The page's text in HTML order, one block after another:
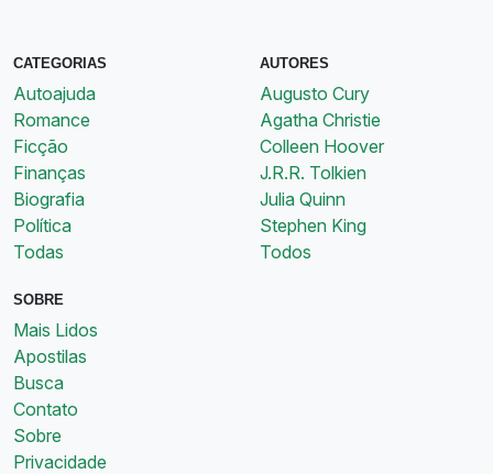
CATEGORIAS
Autoajuda
Romance
Ficção
Finanças
Biografia
Política
Todas
AUTORES
Augusto Cury
Agatha Christie
Colleen Hoover
J.R.R. Tolkien
Julia Quinn
Stephen King
Todos
SOBRE
Mais Lidos
Apostilas
Busca
Contato
Sobre
Privacidade